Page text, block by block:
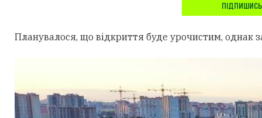
Планувалося, що відкриття буде урочистим, однак